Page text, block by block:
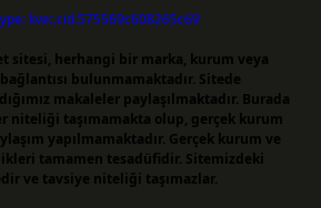
live:.cid.575569c608265c69
sitesi, herhangi bir marka, kurum veya
bulunmamaktadır. Sitede
makaleler paylaşılmaktadır. Burada
niteliği taşımamakta olup, gerçek kurum
yapılmamaktadır. Gerçek kurum ve
tamamen tesadüfidir. Sitemizdeki
ve tavsiye niteliği taşımazlar.